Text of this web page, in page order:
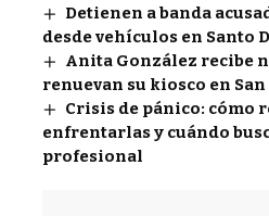
Detienen a banda
desde vehículos en Santo
Anita González recibe
renuevan su kiosco en
Crisis de pánico: cómo
enfrentarlas y cuándo
profesional